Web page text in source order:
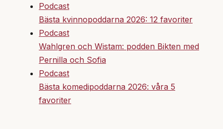
Podcast
Bästa kvinnopoddarna 2026: 12 favoriter
Podcast
Wahlgren och Wistam: podden Bikten med
Pernilla och Sofia
Podcast
Bästa komedipoddarna 2026: våra 5
favoriter